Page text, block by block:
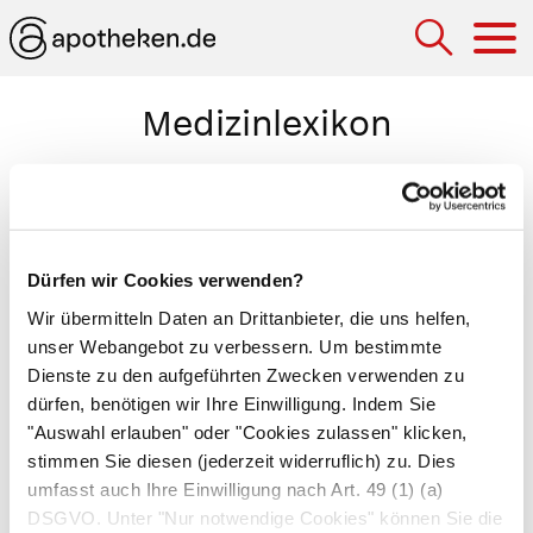
Dürfen wir Cookies verwenden?
Wir übermitteln Daten an Drittanbieter, die uns helfen,
unser Webangebot zu verbessern. Um bestimmte
Dienste zu den aufgeführten Zwecken verwenden zu
dürfen, benötigen wir Ihre Einwilligung. Indem Sie
"Auswahl erlauben" oder "Cookies zulassen" klicken,
stimmen Sie diesen (jederzeit widerruflich) zu. Dies
umfasst auch Ihre Einwilligung nach Art. 49 (1) (a)
DSGVO. Unter "Nur notwendige Cookies" können Sie die
Medizinlexikon
Anhidroseschwitzt der Patient gar nicht oder
nur gering, während er bei der
Hyperhidrose
übermäßig Schweiß produziert. Beide
Krankheitsbilder stören die Wärmeregulation.
Bildung juckender, praller Bläschen an den
Handflächen, seltener an den Fußsohlen
dyshidrotisches Ekzem, dyshidrosiformes
Ekzem ). Ursachen sindPilzinfektionen,